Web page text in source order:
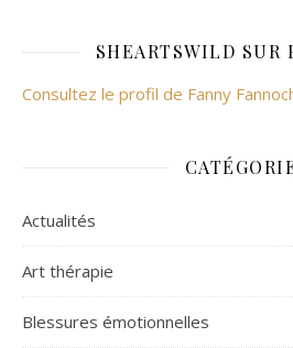
SHEARTSWILD SUR
Consultez le profil de Fanny
Actualités
Art thérapie
Blessures émotionnelles